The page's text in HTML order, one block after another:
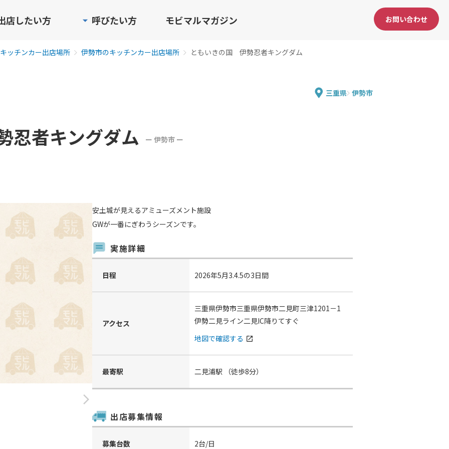
店したい方 呼びたい方 モビマルマガジン お問い合わせ
ッチンカー出店場所 伊勢市のキッチンカー出店場所 ともいきの国 伊勢忍者キングダム
三重県 伊勢市
忍者キングダム ー 伊勢市 ー
arrow_forward_ios
安土城が見えるアミューズメント施設
GWが一番にぎわうシーズンです。
実施詳細
日程 2026年5月3.4.5の3日間
アクセス
三重県伊勢市三重県伊勢市二見町三津1201－1
伊勢二見ライン二見IC降りてすぐ
地図で確認する open_in_new
最寄駅 二見浦駅 （徒歩8分）
出店募集情報
募集台数 2台/日